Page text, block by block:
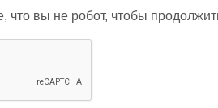
что вы не робот, чтобы